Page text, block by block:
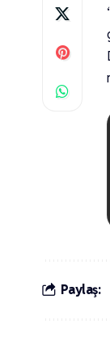
Paylaş: